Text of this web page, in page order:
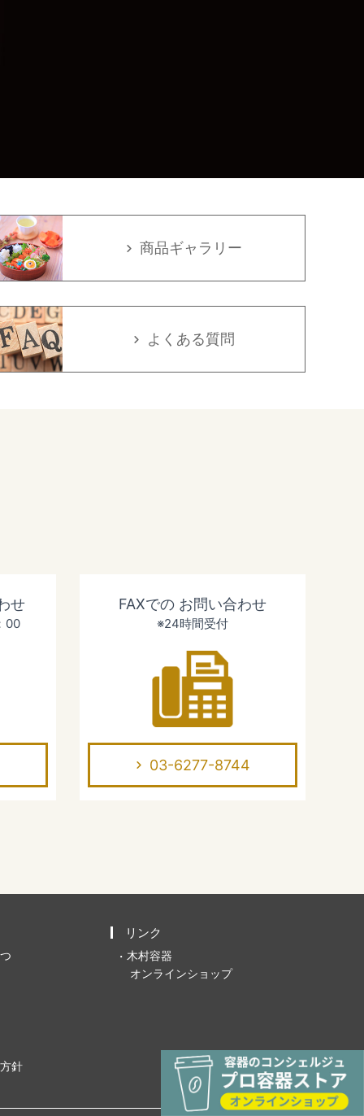
商品ギャラリー
よくある質問
せ
00
FAXでの お問い合わせ
※24時間受付
03-6277-8744
針
リンク
木村容器
オンラインショップ